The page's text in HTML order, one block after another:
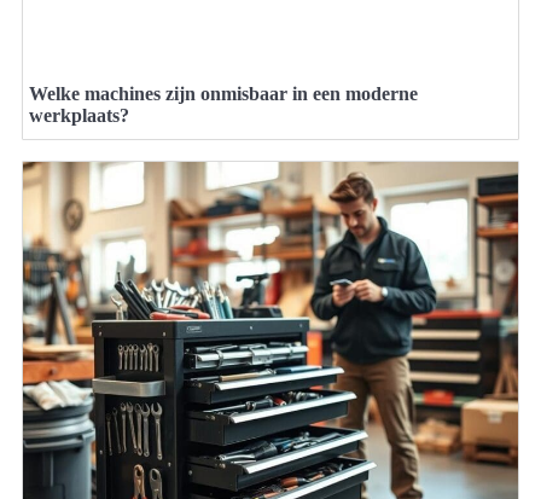
Welke machines zijn onmisbaar in een moderne
werkplaats?